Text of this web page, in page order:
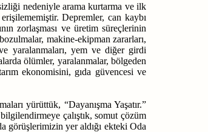
nedeniyle arama kurtarma ve ilk
Depremler, can kaybı
zorlaşması ve üretim süreçlerinin
makine-ekipman zararları,
yaralanmaları, yem ve diğer girdi
ölümler, yaralanmalar, bölgeden
ekonomisini, gıda güvencesi ve
yürüttük, “Dayanışma Yaşatır.”
çalıştık, somut çözüm
görüşlerimizin yer aldığı ekteki Oda